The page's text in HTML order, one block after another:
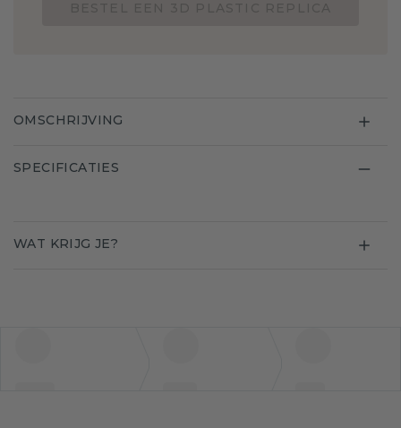
OMSCHRIJVING
SPECIFICATIES
WAT KRIJG JE?